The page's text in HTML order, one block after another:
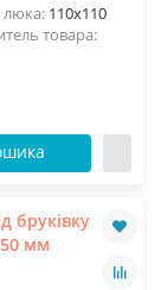
люка: 110х110
товара:
бруківку
мм